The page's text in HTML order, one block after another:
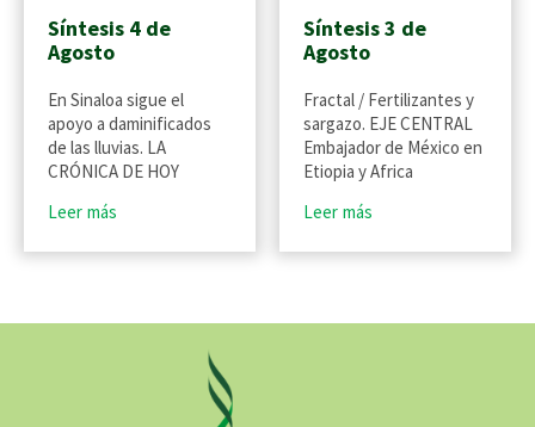
Síntesis 4 de
Agosto
En Sinaloa sigue el
apoyo a daminificados
de las lluvias. LA
CRÓNICA DE HOY
Leer más
Síntesis 3 de
Agosto
Fractal / Fertilizantes y
sargazo. EJE CENTRAL
Embajador de México en
Etiopia y Africa
Leer más